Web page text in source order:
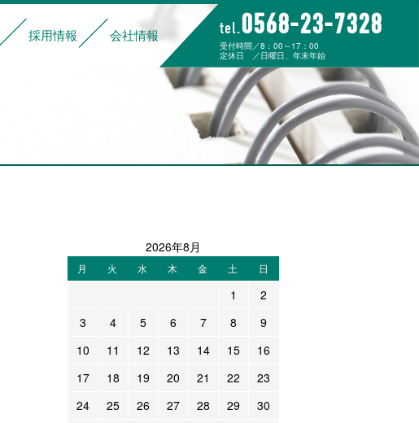
tel.0568-23-7328
受付時間／8：00～17：00
定休日 ／日曜日、年末年始
2026年8月
月 火 水 木 金 土 日
1
2
3
4 5 6 7 8
9
10
11 12 13 14 15
16
17
18 19 20 21 22
23
24
25 26 27 28 29
30
採用情報 会社情報
経営理念
代表挨拶
企業概要
事業所一覧
カーゴワークジャパン